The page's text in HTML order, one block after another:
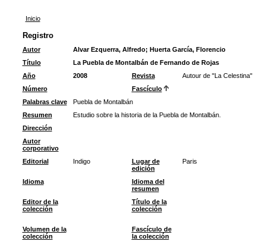
Inicio
Registro
Autor Alvar Ezquerra, Alfredo; Huerta García, Florencio
Título
La Puebla de Montalbán de Fernando de Rojas
Año
2008 Revista
Autour de "La Celestina"
Número
Fascículo
Palabras clave
Puebla de Montalbán
Resumen
Estudio sobre la historia de la Puebla de Montalbán.
Dirección
Autor
corporativo
Editorial
Indigo
Lugar de
edición
Paris
Idioma
Idioma del
resumen
Editor de la
colección
Título de la
colección
Volumen de la
colección
Fascículo de
la colección